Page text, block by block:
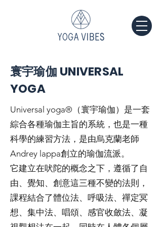
寰宇瑜伽 UNIVERSAL
YOGA
Universal yoga®（寰宇瑜伽）是一套
綜合各種瑜伽主旨的系統，也是一種
科學的練習方法，是由烏克蘭老師
Andrey lappa創立的瑜伽流派。
它建立在吠陀的概念之下，遵循了自
由、覺知、創意這三種不變的法則，
課程結合了體位法、呼吸法、禪定冥
想、集中法、唱頌、感官收斂法、凝